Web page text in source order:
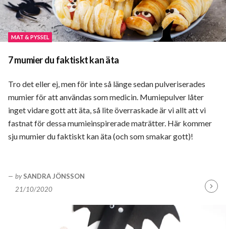
MAT & PYSSEL
7 mumier du faktiskt kan äta
Tro det eller ej, men för inte så länge sedan pulveriserades
mumier för att användas som medicin. Mumiepulver låter
inget vidare gott att äta, så lite överraskade är vi allt att vi
fastnat för dessa mumieinspirerade maträtter. Här kommer
sju mumier du faktiskt kan äta (och som smakar gott)!
by SANDRA JÖNSSON
21/10/2020